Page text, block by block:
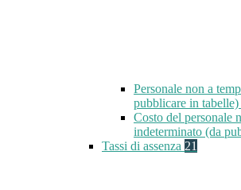
Personale non a
pubblicare in tabelle)
Costo del personale
indeterminato (da
Tassi di assenza 21